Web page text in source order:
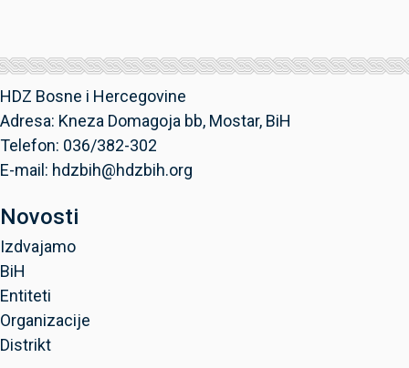
HDZ Bosne i Hercegovine
Adresa: Kneza Domagoja bb, Mostar, BiH
Telefon: 036/382-302
E-mail: hdzbih@hdzbih.org
Novosti
Izdvajamo
BiH
Entiteti
Organizacije
Distrikt